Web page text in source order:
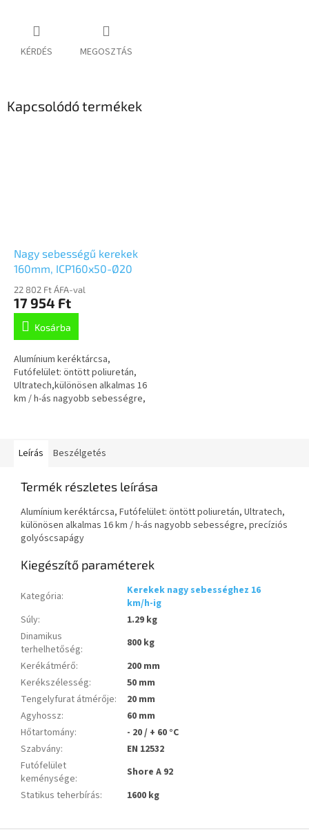
KÉRDÉS MEGOSZTÁS
Kapcsolódó termékek
Nagy sebességű kerekek
160mm, ICP160x50-Ø20
22 802 Ft ÁFA-val
17 954 Ft
Kosárba
Alumínium keréktárcsa,
Futófelület: öntött poliuretán,
Ultratech,különösen alkalmas 16
km / h-ás nagyobb sebességre,
Leírás Beszélgetés
Termék részletes leírása
Alumínium keréktárcsa, Futófelület: öntött poliuretán, Ultratech,
különösen alkalmas 16 km / h-ás nagyobb sebességre, precíziós
golyóscsapágy
Kiegészítő paraméterek
Kategória:
Kerekek nagy sebességhez 16
km/h-ig
Súly:
1.29 kg
Dinamikus
terhelhetőség:
800 kg
Kerékátmérő:
200 mm
Kerékszélesség:
50 mm
Tengelyfurat átmérője:
20 mm
Agyhossz:
60 mm
Hőtartomány:
- 20 / + 60 °C
Szabvány:
EN 12532
Futófelület
keménysége:
Shore A 92
Statikus teherbírás: 1600 kg